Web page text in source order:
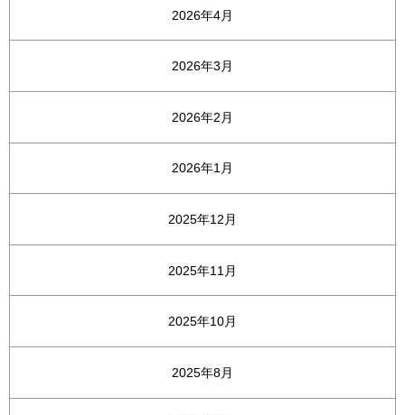
2026年4月
2026年3月
2026年2月
2026年1月
2025年12月
2025年11月
2025年10月
2025年8月